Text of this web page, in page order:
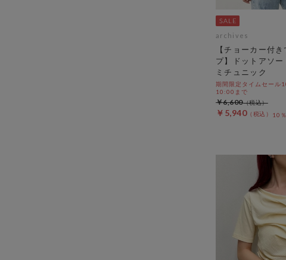
archives
【チョーカー付
プ】ドットアソー
ミチュニック
期間限定タイムセール
10:00まで
￥5,940 10
￥6,600